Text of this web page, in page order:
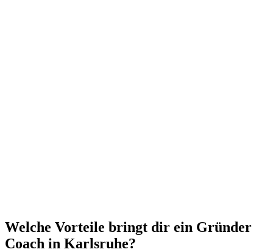
Welche Vorteile bringt dir ein Gründer
Coach in Karlsruhe?